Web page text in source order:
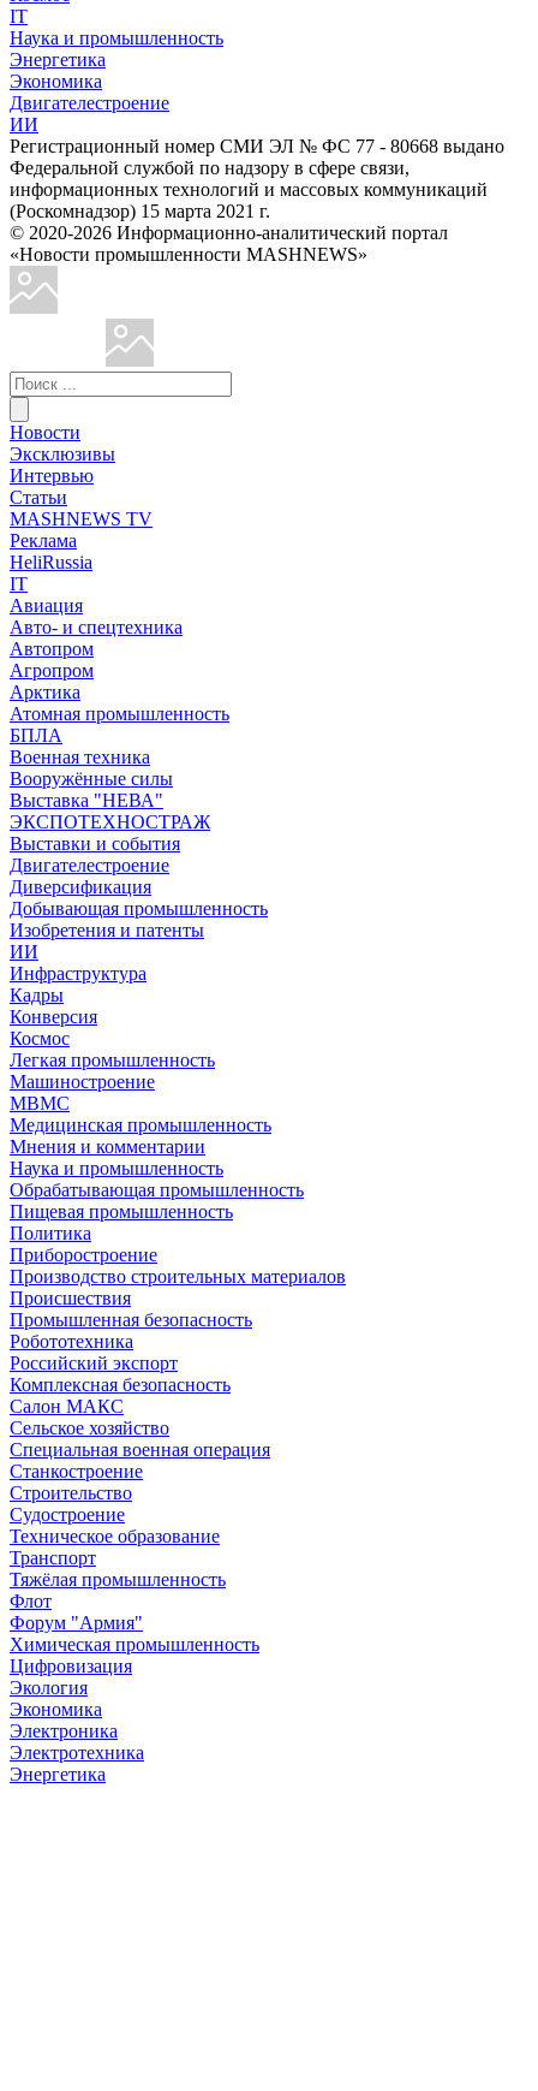
IT
Наука и промышленность
Энергетика
Экономика
Двигателестроение
ИИ
Регистрационный номер СМИ ЭЛ № ФС 77 - 80668 выдано
Федеральной службой по надзору в сфере связи,
информационных технологий и массовых коммуникаций
(Роскомнадзор) 15 марта 2021 г.
© 2020-2026 Информационно-аналитический портал
«Новости промышленности MASHNEWS»
Новости
Эксклюзивы
Интервью
Статьи
MASHNEWS TV
Реклама
HeliRussia
IT
Авиация
Авто- и спецтехника
Автопром
Агропром
Арктика
Атомная промышленность
БПЛА
Военная техника
Вооружённые силы
Выставка "НЕВА"
ЭКСПОТЕХНОСТРАЖ
Выставки и события
Двигателестроение
Диверсификация
Добывающая промышленность
Изобретения и патенты
ИИ
Инфраструктура
Кадры
Конверсия
Космос
Легкая промышленность
Машиностроение
МВМС
Медицинская промышленность
Мнения и комментарии
Наука и промышленность
Обрабатывающая промышленность
Пищевая промышленность
Политика
Приборостроение
Производство строительных материалов
Происшествия
Промышленная безопасность
Робототехника
Российский экспорт
Комплексная безопасность
Салон МАКС
Сельское хозяйство
Специальная военная операция
Станкостроение
Строительство
Судостроение
Техническое образование
Транспорт
Тяжёлая промышленность
Флот
Форум "Армия"
Химическая промышленность
Цифровизация
Экология
Экономика
Электроника
Электротехника
Энергетика